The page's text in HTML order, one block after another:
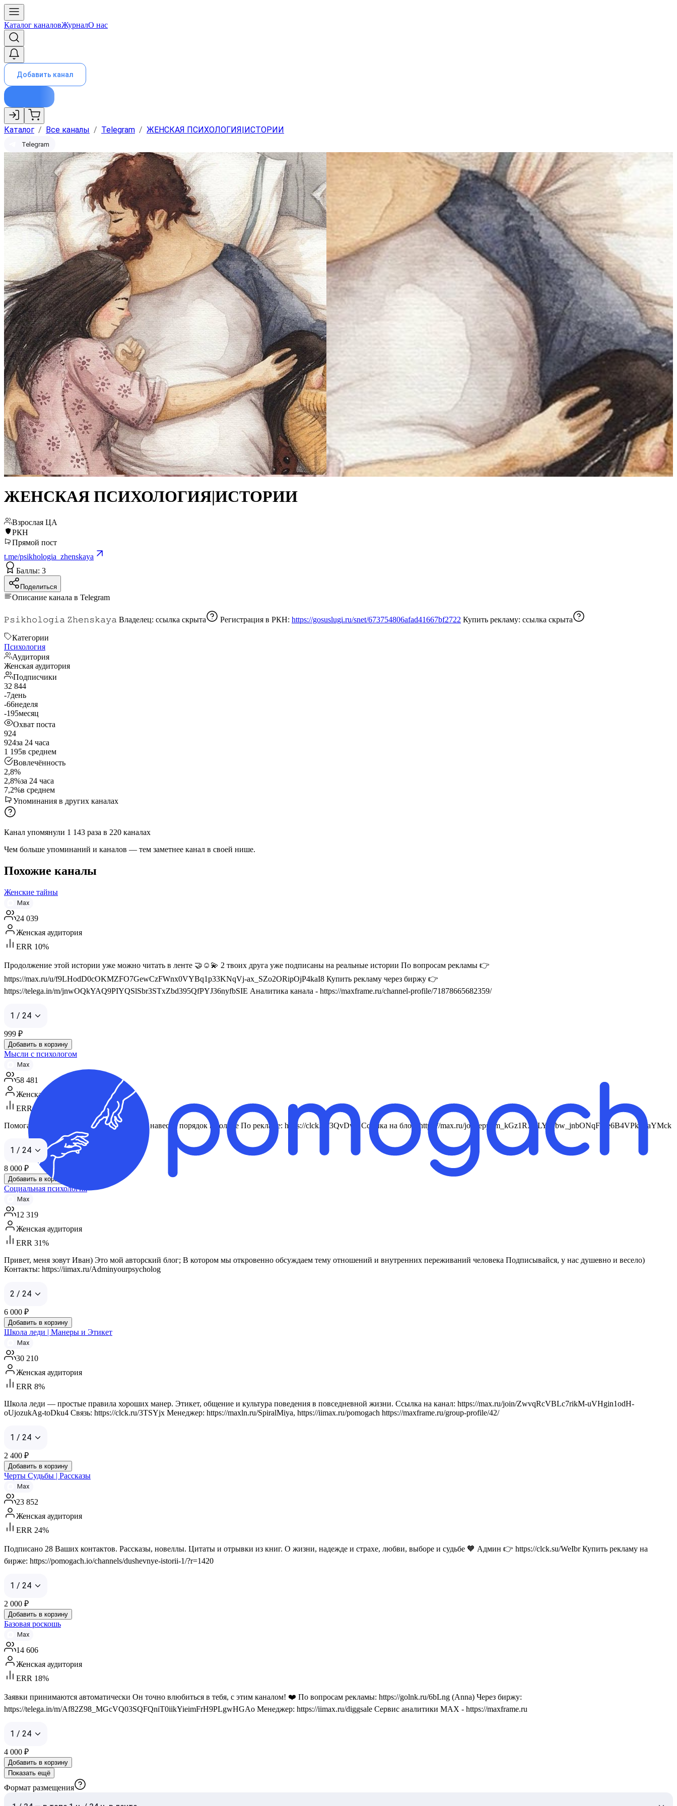
Каталог каналовЖурналО нас
Добавить канал
Каталог / Все каналы / Telegram / ЖЕНСКАЯ ПСИХОЛОГИЯ|ИСТОРИИ
Telegram
ЖЕНСКАЯ ПСИХОЛОГИЯ|ИСТОРИИ
Взрослая ЦА
РКН
Прямой пост
t.me/psikhologia_zhenskaya
Баллы: 3
Поделиться
Описание канала в Telegram
𝙿𝚜𝚒𝚔𝚑𝚘𝚕𝚘𝚐𝚒𝚊 𝚉𝚑𝚎𝚗𝚜𝚔𝚊𝚢𝚊 Владелец: ссылка скрыта Регистрация в РКН: https://gosuslugi.ru/snet/673754806afad41667bf2722 Купить рекламу: ссылка скрыта
Категории
Психология
Аудитория
Женская аудитория
Подписчики
32 844
-7день
-66неделя
-195месяц
Охват поста
924
924за 24 часа
1 195в среднем
Вовлечённость
2,8%
2,8%за 24 часа
7,2%в среднем
Упоминания в других каналах
Канал упомянули 1 143 раза в 220 каналах
Чем больше упоминаний и каналов — тем заметнее канал в своей нише.
Похожие каналы
Женские тайны
Max
24 039
Женская аудитория
ERR 10%
Продолжение этой истории уже можно читать в ленте 🤝☺️💫 2 твоих друга уже подписаны на реальные истории По вопросам рекламы 👉
https://max.ru/u/f9LHodD0cOKMZFO7GewCzFWnx0VYBq1p33KNqVj-ax_SZo2ORipOjP4kaI8 Купить рекламу через биржу 👉
https://telega.in/m/jnwOQkYAQ9PIYQSlSbr3STxZbd395QfPYJ36nyfbSIE Аналитика канала - https://maxframe.ru/channel-profile/71878665682359/
1 / 24
999 ₽
Добавить в корзину
Мысли с психологом
Max
58 481
Женская аудитория
ERR 14%
Помогаем «выдохнуть», убрать тревогу и навести порядок в голове По рекламе: https://clck.ru/3QvDvC Ссылка на блог: https://max.ru/join/eppkm_kGz1RXxLYrLbw_jnbONqFLle6B4VPkFkaYMck
1 / 24
8 000 ₽
Добавить в корзину
Социальная психология
Max
12 319
Женская аудитория
ERR 31%
Привет, меня зовут Иван) Это мой авторский блог; В котором мы откровенно обсуждаем тему отношений и внутренних переживаний человека Подписывайся, у нас душевно и весело)
Контакты: https://iimax.ru/Adminyourpsycholog
2 / 24
6 000 ₽
Добавить в корзину
Школа леди | Манеры и Этикет
Max
30 210
Женская аудитория
ERR 8%
Школа леди — простые правила хороших манер. Этикет, общение и культура поведения в повседневной жизни. Ссылка на канал: https://max.ru/join/ZwvqRcVBLc7rikM-uVHgin1odH-
oUjozukAg-toDku4 Связь: https://clck.ru/3TSYjx Менеджер: https://maxln.ru/SpiralMiya, https://iimax.ru/pomogach https://maxframe.ru/group-profile/42/
1 / 24
2 400 ₽
Добавить в корзину
Черты Судьбы | Рассказы
Max
23 852
Женская аудитория
ERR 24%
Подписано 28 Ваших контактов. Рассказы, новеллы. Цитаты и отрывки из книг. О жизни, надежде и страхе, любви, выборе и судьбе 🧡 Админ 👉 https://clck.su/WeIbr Купить рекламу на
бирже: https://pomogach.io/channels/dushevnye-istorii-1/?r=1420
1 / 24
2 000 ₽
Добавить в корзину
Базовая роскошь
Max
14 606
Женская аудитория
ERR 18%
Заявки принимаются автоматически Он точно влюбиться в тебя, с этим каналом! ❤️ По вопросам рекламы: https://golnk.ru/6bLng (Anna) Через биржу:
https://telega.in/m/Af82Z98_MGcVQ03SQFQniT0iikYieimFrH9PLgwHGAo Менеджер: https://iimax.ru/diggsale Сервис аналитики MAX - https://maxframe.ru
1 / 24
4 000 ₽
Добавить в корзину
Показать ещё
Формат размещения